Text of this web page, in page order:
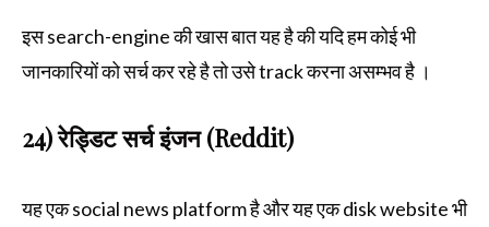
इस search-engine की खास बात यह है की यदि हम कोई भी
जानकारियों को सर्च कर रहे है तो उसे track करना असम्भव है ।
24) रेड्डिट सर्च इंजन (Reddit)
यह एक social news platform है और यह एक disk website भी